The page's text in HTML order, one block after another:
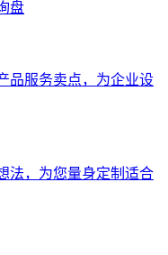
盘
品服务卖点，为企业设
法，为您量身定制适合